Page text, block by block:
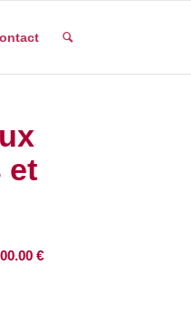
et
€